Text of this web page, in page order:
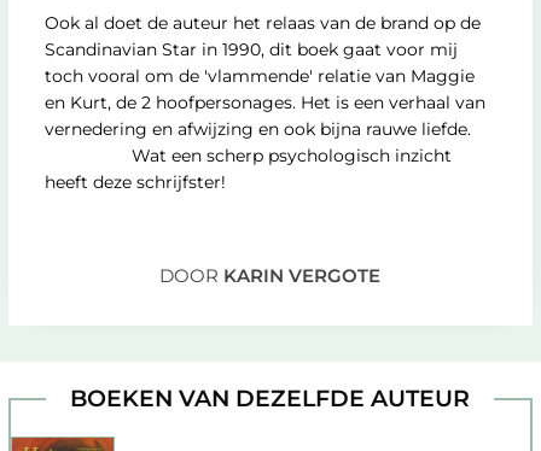
Ook al doet de auteur het relaas van de brand op de
Scandinavian Star in 1990, dit boek gaat voor mij
toch vooral om de 'vlammende' relatie van Maggie
en Kurt, de 2 hoofpersonages. Het is een verhaal van
vernedering en afwijzing en ook bijna rauwe liefde.
Wat een scherp psychologisch inzicht
heeft deze schrijfster!
DOOR KARIN VERGOTE
BOEKEN VAN DEZELFDE AUTEUR